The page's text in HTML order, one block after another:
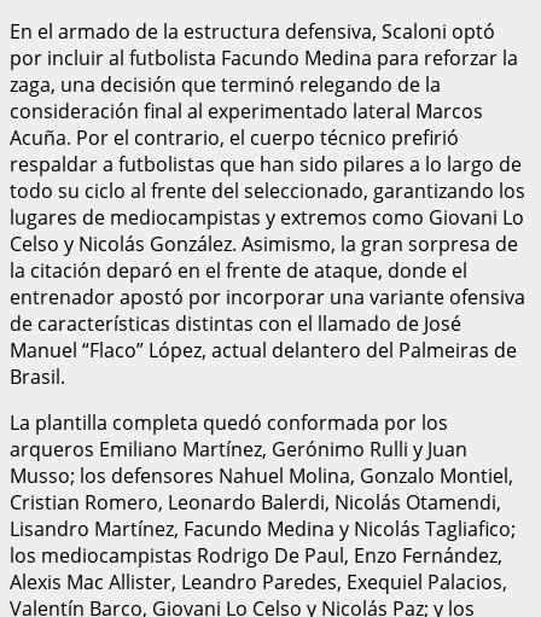
En el armado de la estructura defensiva, Scaloni optó
por incluir al futbolista Facundo Medina para reforzar la
zaga, una decisión que terminó relegando de la
consideración final al experimentado lateral Marcos
Acuña. Por el contrario, el cuerpo técnico prefirió
respaldar a futbolistas que han sido pilares a lo largo de
todo su ciclo al frente del seleccionado, garantizando los
lugares de mediocampistas y extremos como Giovani Lo
Celso y Nicolás González. Asimismo, la gran sorpresa de
la citación deparó en el frente de ataque, donde el
entrenador apostó por incorporar una variante ofensiva
de características distintas con el llamado de José
Manuel “Flaco” López, actual delantero del Palmeiras de
Brasil.
La plantilla completa quedó conformada por los
arqueros Emiliano Martínez, Gerónimo Rulli y Juan
Musso; los defensores Nahuel Molina, Gonzalo Montiel,
Cristian Romero, Leonardo Balerdi, Nicolás Otamendi,
Lisandro Martínez, Facundo Medina y Nicolás Tagliafico;
los mediocampistas Rodrigo De Paul, Enzo Fernández,
Alexis Mac Allister, Leandro Paredes, Exequiel Palacios,
Valentín Barco, Giovani Lo Celso y Nicolás Paz; y los